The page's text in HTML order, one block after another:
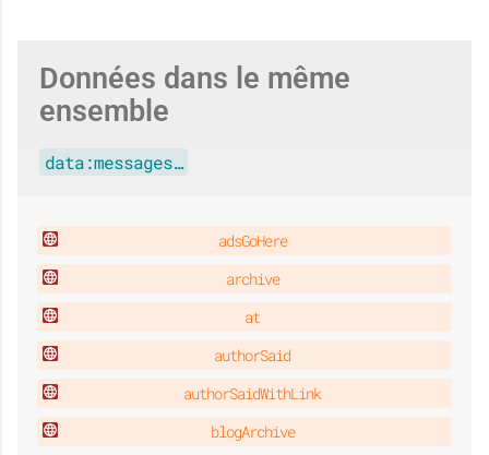
Données dans le même
ensemble
data:messages…
adsGoHere
archive
at
authorSaid
authorSaidWithLink
blogArchive